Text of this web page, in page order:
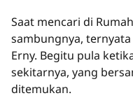
Saat mencari di
sambungnya,
Erny. Begitu pula
sekitarnya, yang
ditemukan.